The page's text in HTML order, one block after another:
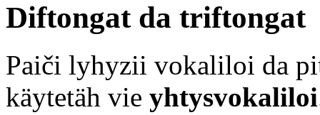
Diftongat da triftongat
Paiči lyhyzii vokaliloi da
käytetäh vie yhtysvokaliloi